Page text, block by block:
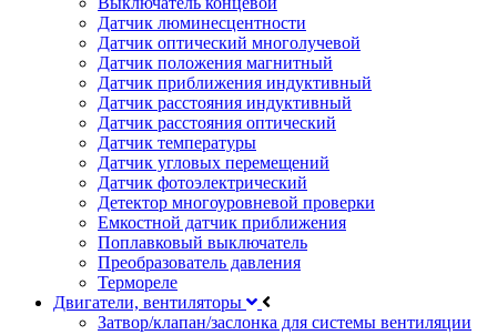
Датчик люминесцентности
Датчик оптический многолучевой
Датчик положения магнитный
Датчик приближения индуктивный
Датчик расстояния индуктивный
Датчик расстояния оптический
Датчик температуры
Датчик угловых перемещений
Датчик фотоэлектрический
Детектор многоуровневой проверки
Емкостной датчик приближения
Поплавковый выключатель
Преобразователь давления
Термореле
Двигатели, вентиляторы
Затвор/клапан/заслонка для системы вентиляции